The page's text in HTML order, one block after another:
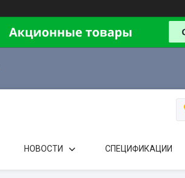
НОВОСТИ СПЕЦИФИКАЦИИ